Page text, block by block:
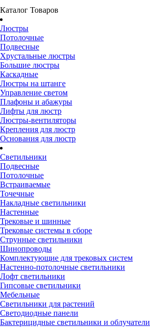
Каталог Товаров
Люстры
Потолочные
Подвесные
Хрустальные люстры
Большие люстры
Каскадные
Люстры на штанге
Управление светом
Плафоны и абажуры
Лифты для люстр
Люстры-вентиляторы
Крепления для люстр
Основания для люстр
Светильники
Подвесные
Потолочные
Встраиваемые
Точечные
Накладные светильники
Настенные
Трековые и шинные
Трековые системы в сборе
Струнные светильники
Шинопроводы
Комплектующие для трековых систем
Настенно-потолочные светильники
Лофт светильники
Гипсовые светильники
Мебельные
Светильники для растений
Светодиодные панели
Бактерицидные светильники и облучатели